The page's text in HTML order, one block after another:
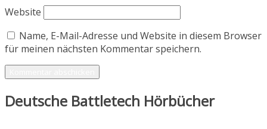
Website
Name, E-Mail-Adresse und Website in diesem Browser
für meinen nächsten Kommentar speichern.
Deutsche Battletech Hörbücher